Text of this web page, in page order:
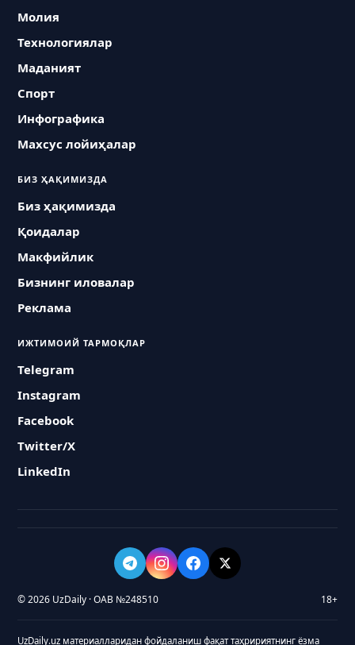
Молия
Технологиялар
Маданият
Спорт
Инфографика
Махсус лойиҳалар
БИЗ ҲАҚИМИЗДА
Биз ҳақимизда
Қоидалар
Макфийлик
Бизнинг иловалар
Реклама
ИЖТИМОИЙ ТАРМОҚЛАР
Telegram
Instagram
Facebook
Twitter/X
LinkedIn
© 2026 UzDaily · ОАВ №248510 18+
UzDaily.uz материалларидан фойдаланиш фақат таҳририятнинг ёзма